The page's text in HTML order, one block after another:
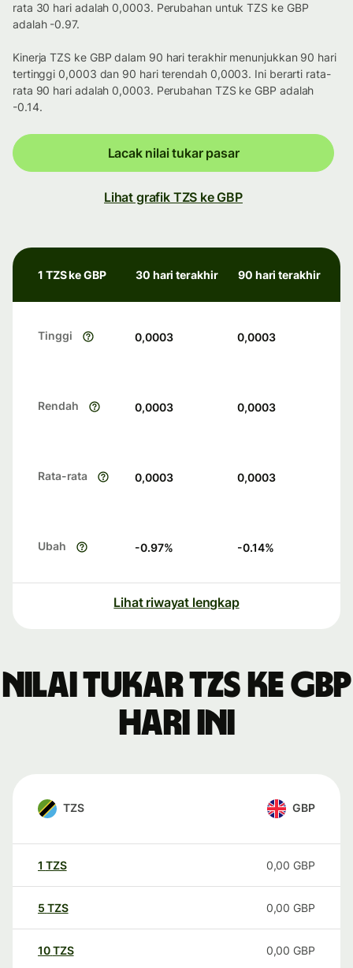
rata 30 hari adalah 0,0003. Perubahan untuk TZS ke GBP
adalah -0.97.
Kinerja TZS ke GBP dalam 90 hari terakhir menunjukkan 90 hari
tertinggi 0,0003 dan 90 hari terendah 0,0003. Ini berarti rata-
rata 90 hari adalah 0,0003. Perubahan TZS ke GBP adalah
-0.14.
Lacak nilai tukar pasar
Lihat grafik TZS ke GBP
1 TZS ke GBP 30 hari terakhir 90 hari terakhir
Tinggi 0,0003 0,0003
Rendah 0,0003 0,0003
Rata-rata 0,0003 0,0003
Ubah -0.97% -0.14%
Lihat riwayat lengkap
Nilai tukar TZS ke GBP
hari ini
TZS GBP
1 TZS 0,00 GBP
5 TZS 0,00 GBP
10TZS 0,00 GBP